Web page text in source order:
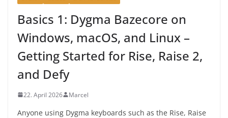
Basics 1: Dygma Bazecore on
Windows, macOS, and Linux –
Getting Started for Rise, Raise 2,
and Defy
22. April 2026 Marcel
Anyone using Dygma keyboards such as the Rise, Raise